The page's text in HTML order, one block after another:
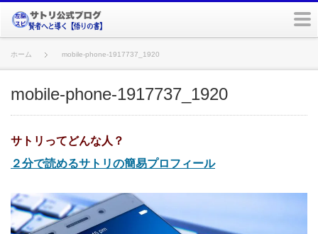
ホーム mobile-phone-1917737_1920
mobile-phone-1917737_1920
サトリってどんな人？
２分で読めるサトリの簡易プロフィール